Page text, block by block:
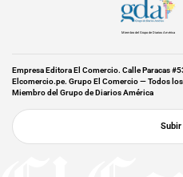
Miembro del Grupo de Diarios América
Empresa Editora El Comercio. Calle Paracas
Elcomercio.pe. Grupo El Comercio — Todos
Miembro del Grupo de Diarios América
Subir